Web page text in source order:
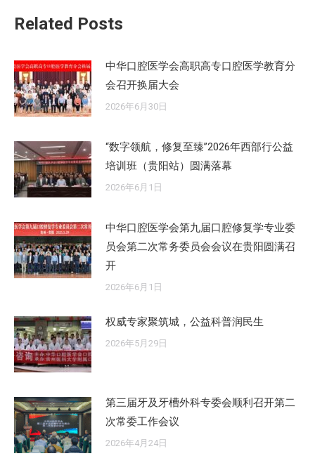
Related Posts
中华口腔医学会高职高专口腔医学教育分
会召开换届大会
2026年6月30日
“数字领航，修复至臻”2026年西部行公益
培训班（贵阳站）圆满落幕
2026年6月1日
中华口腔医学会第九届口腔修复学专业委
员会第二次常务委员会会议在贵阳圆满召
开
2026年6月1日
权威专家聚筑城，公益科普润民生
2026年5月29日
第三届牙及牙槽外科专委会顺利召开第二
次常委工作会议
2026年4月24日